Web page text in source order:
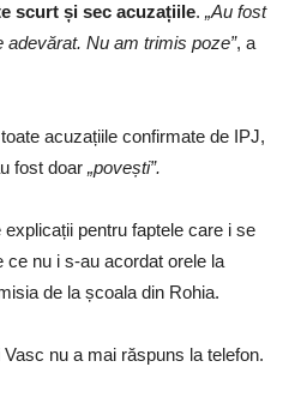
scurt și sec acuzațiile. „Au fost
Nu am trimis poze”, a
acuzațiile confirmate de IPJ,
fost doar „povești”.
pentru faptele care i se
ce nu i s-au acordat orele la
de la școala din Rohia.
nu a mai răspuns la telefon.